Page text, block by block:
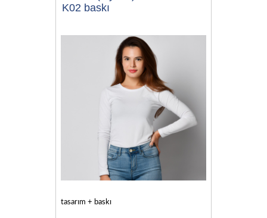
K02 baskı
tasarım + baskı